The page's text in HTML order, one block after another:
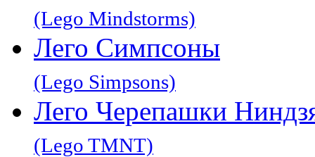
(Lego Mindstorms)
Лего Симпсоны
(Lego Simpsons)
Лего Черепашки
(Lego TMNT)